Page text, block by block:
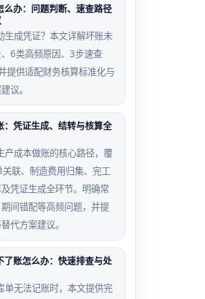
连接池满而挂起
远程桌面单会话锁回退
路径
录，U8服务拒绝二次初
始化请求
么办：问题判断、速查路径
生成凭证？本文详解坏账未
6类高频原因、3步速查
提供适配财务核算标准化与
议。
：凭证生成、结转与核算全
产成本做账的核心路径，覆
联、制造费用归集、完工
凭证生成全环节。明确常
间错配等高频问题，并提
代方案建议。
了账怎么办：快速排查与处
单无法记账时，本文提供完